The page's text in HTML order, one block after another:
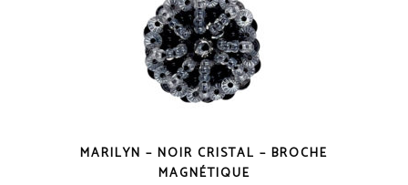
MARILYN – NOIR CRISTAL – BROCHE
MAGNÉTIQUE